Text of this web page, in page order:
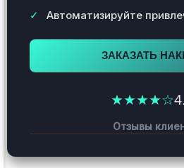
Автоматизируйте
ЗАКАЗАТЬ
★★★★☆
Отзывы